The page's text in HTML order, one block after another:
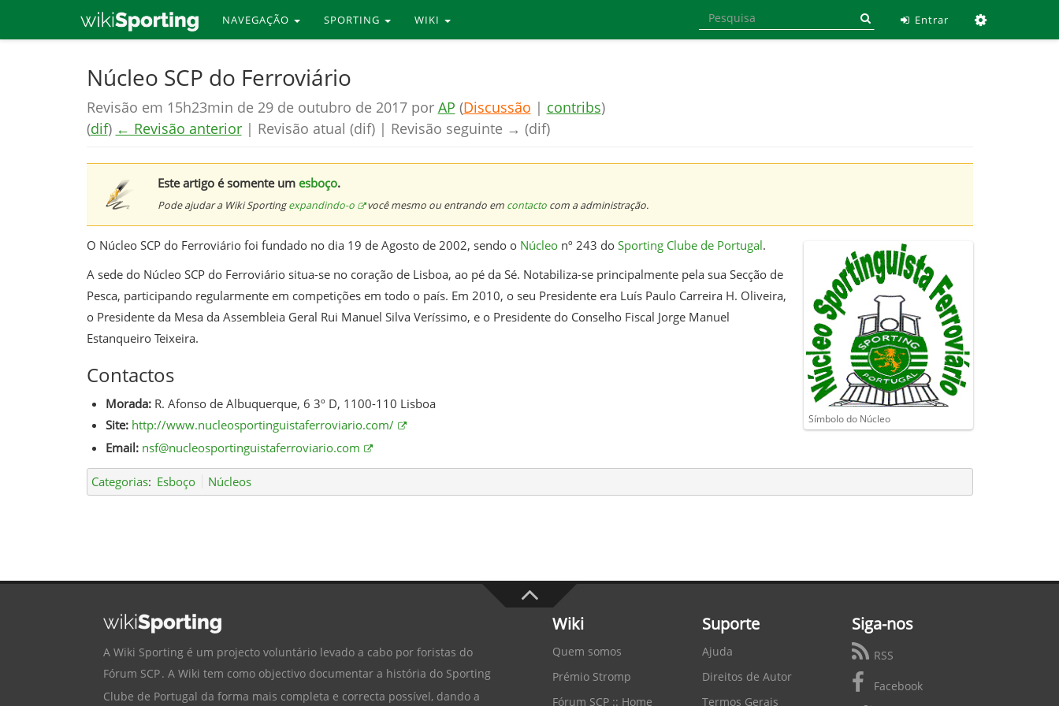
NAVEGAÇÃO SPORTING WIKI Entrar
Núcleo SCP do Ferroviário
Revisão em 15h23min de 29 de outubro de 2017 por AP (Discussão | contribs)
(dif) ← Revisão anterior| Revisão atual (dif) | Revisão seguinte → (dif)
Este artigo é somente um esboço.
Pode ajudar a Wiki Sportingexpandindo-o você mesmo ou entrando em contactocom a administração.
Símbolo do Núcleo
O Núcleo SCP do Ferroviário foi fundado no dia 19 de Agosto de 2002, sendo o Núcleonº 243 do Sporting Clube de Portugal.
A sede do Núcleo SCP do Ferroviário situa-se no coração de Lisboa, ao pé da Sé. Notabiliza-se principalmente pela sua Secção de
Pesca, participando regularmente em competições em todo o país. Em 2010, o seu Presidente era Luís Paulo Carreira H. Oliveira,
o Presidente da Mesa da Assembleia Geral Rui Manuel Silva Veríssimo, e o Presidente do Conselho Fiscal Jorge Manuel
Estanqueiro Teixeira.
Contactos
Morada:R. Afonso de Albuquerque, 6 3º D, 1100-110 Lisboa
Site: http://www.nucleosportinguistaferroviario.com/
Email: nsf@nucleosportinguistaferroviario.com
Categorias: Esboço Núcleos
A Wiki Sporting é um projecto voluntário levado a cabo por foristas do
Fórum SCP. A Wiki tem como objectivo documentar a história do Sporting
Clube de Portugal da forma mais completa e correcta possível, dando a
Wiki
Quem somos
Prémio Stromp
Fórum SCP :: Home
Suporte
Ajuda
Direitos de Autor
Termos Gerais
Siga-nos
RSS
Facebook